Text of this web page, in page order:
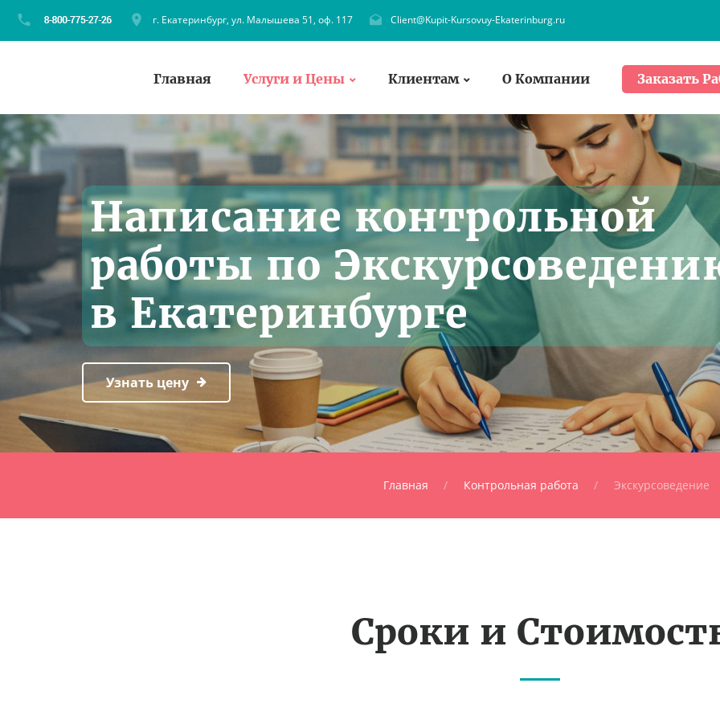
г. Екатеринбург, ул. Малышева 51, оф. 117 Client@Kupit-Kursovuy-Ekaterinburg.ru
Главная Услуги и Цены Клиентам О Компании Заказать
Написание контрольной
работы по
в Екатеринбурге
Узнать цену
Главная Контрольная работа Экскурсоведение
Сроки и